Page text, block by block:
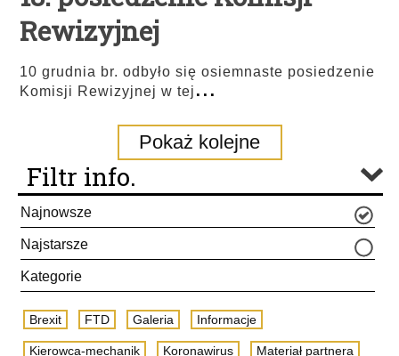
Rewizyjnej
10 grudnia br. odbyło się osiemnaste posiedzenie
Komisji Rewizyjnej w tej ...
Pokaż kolejne
Filtr info.
Najnowsze
Najstarsze
Kategorie
Brexit FTD Galeria Informacje
Kierowca-mechanik Koronawirus Materiał partnera